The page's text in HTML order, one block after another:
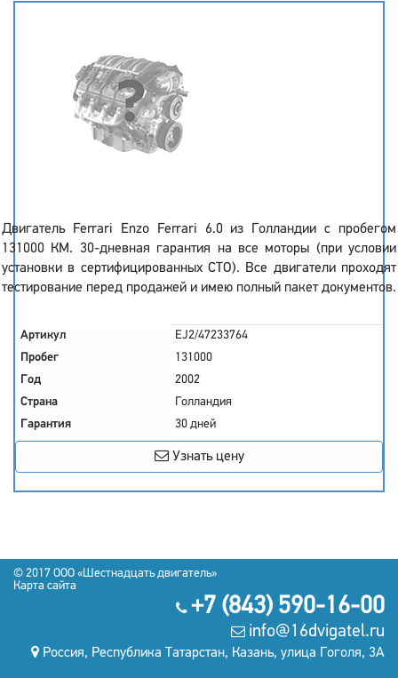
Двигатель Ferrari Enzo Ferrari 6.0 из Голландии с пробегом
131000 КМ. 30-дневная гарантия на все моторы (при условии
установки в сертифицированных СТО). Все двигатели проходят
тестирование перед продажей и имею полный пакет документов.
Артикул
EJ2/47233764
Пробег
131000
Год
2002
Страна
Голландия
Гарантия
30 дней
Узнать цену
© 2017 OOO «Шестнадцать двигатель»
Карта сайта
+7 (843) 590-16-00
info@16dvigatel.ru
Россия, Республика Татарстан, Казань, улица Гоголя, 3А